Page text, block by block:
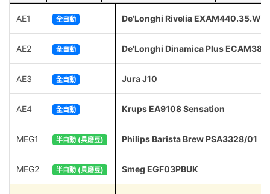
AE1 全自動 De'Longhi Rivelia EXAM440.35.W
AE2 全自動 De'Longhi Dinamica Plus
AE3 全自動 Jura J10
AE4 全自動 Krups EA9108 Sensation
MEG1 半自動 (具磨豆) Philips Barista Brew PSA3328/01
MEG2 半自動 (具磨豆) Smeg EGF03PBUK